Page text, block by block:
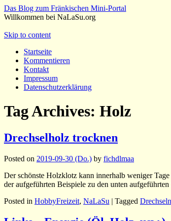
Das Blog zum Fränkischen Mini-Portal
Willkommen bei NaLaSu.org
Skip to content
Startseite
Kommentieren
Kontakt
Impressum
Datenschutzerklärung
Tag Archives: Holz
Drechselholz trocknen
Posted on 2019-09-30 (Do.) by fichdlmaa
Der schönste Holzklotz kann innerhalb weniger
der aufgeführten Beispiele zu den unten
Posted in HobbyFreizeit, NaLaSu | Tagged Drechseln